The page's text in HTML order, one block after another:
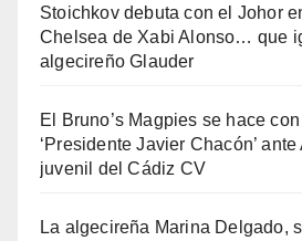
Stoichkov debuta con el Johor
Chelsea de Xabi Alonso… que
algecireño Glauder
El Bruno’s Magpies se hace
‘Presidente Javier Chacón’
juvenil del Cádiz CV
La algecireña Marina Delgado,